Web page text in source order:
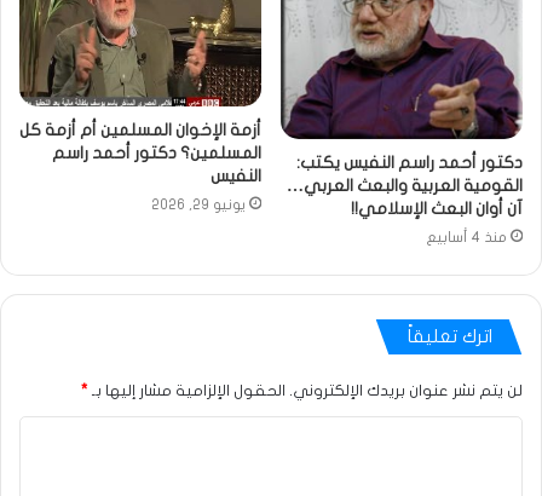
دكتور أحمد راسم النفيس يكتب:
القومية العربية والبعث العربي…
آن أوان البعث الإسلامي!!
منذ 4 أسابيع
أزمة الإخوان المسلمين أم أزمة كل
المسلمين؟ دكتور أحمد راسم
النفيس
يونيو 29, 2026
اترك تعليقاً
لن يتم نشر عنوان بريدك الإلكتروني. الحقول الإلزامية مشار إليها بـ *